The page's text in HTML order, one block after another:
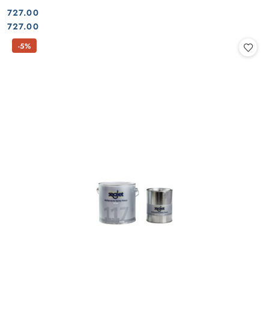
Cena:
727.00
Cena:
727.00
-5%